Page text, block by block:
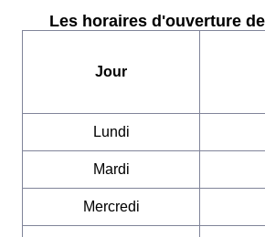
Les horaires d'ouverture de
Jour
Lundi
Mardi
Mercredi